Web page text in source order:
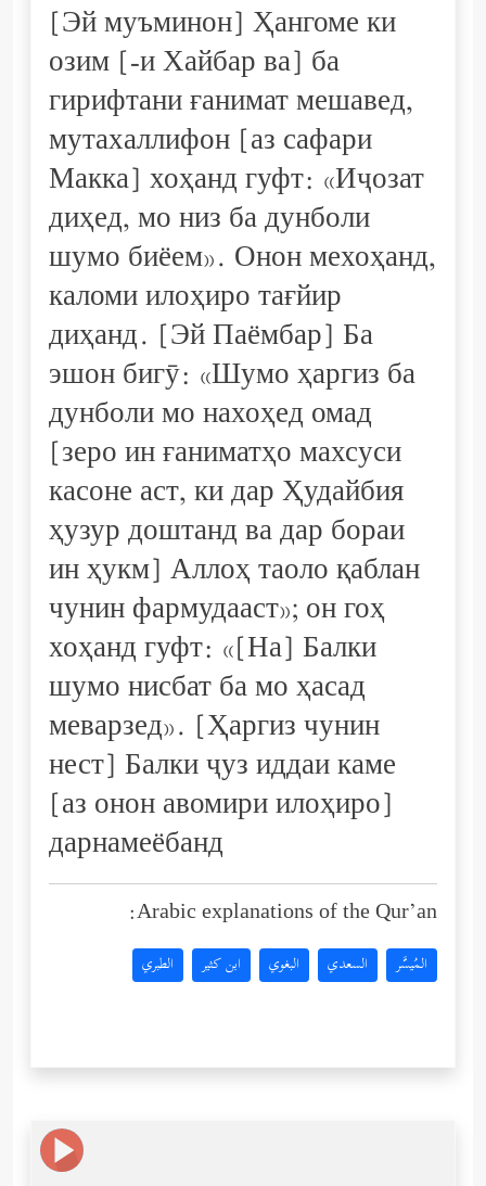
[Эй муъминон] Ҳангоме ки
озим [-и Хайбар ва] ба
гирифтани ғанимат мешавед,
мутахаллифон [аз сафари
Макка] хоҳанд гуфт: «Иҷозат
диҳед, мо низ ба дунболи
шумо биёем». Онон мехоҳанд,
каломи илоҳиро тағйир
диҳанд. [Эй Паёмбар] Ба
эшон бигӯ: «Шумо ҳаргиз ба
дунболи мо нахоҳед омад
[зеро ин ғаниматҳо махсуси
касоне аст, ки дар Ҳудайбия
ҳузур доштанд ва дар бораи
ин ҳукм] Аллоҳ таоло қаблан
чунин фармудааст»; он гоҳ
хоҳанд гуфт: «[На] Балки
шумо нисбат ба мо ҳасад
меварзед». [Ҳаргиз чунин
нест] Балки ҷуз иддаи каме
[аз онон авомири илоҳиро]
дарнамеёбанд
Arabic explanations of the Qur’an:
المُيسَّر السعدي البغوي ابن كثير الطبري